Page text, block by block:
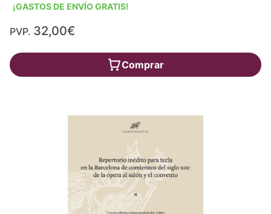
¡GASTOS DE ENVÍO GRATIS!
PVP. 32,00€
Comprar